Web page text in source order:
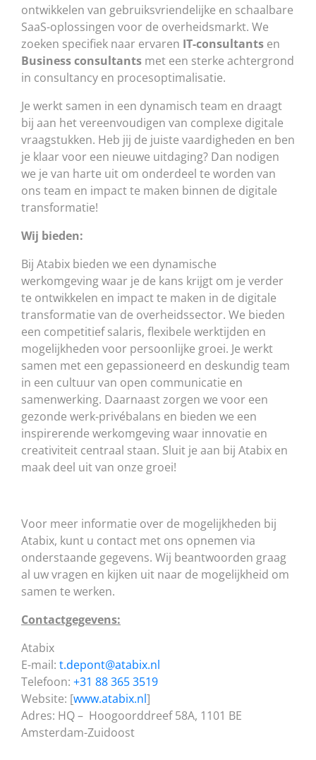
ontwikkelen van gebruiksvriendelijke en schaalbare
SaaS-oplossingen voor de overheidsmarkt. We
zoeken specifiek naar ervaren IT-consultants en
Business consultants met een sterke achtergrond
in consultancy en procesoptimalisatie.
Je werkt samen in een dynamisch team en draagt
bij aan het vereenvoudigen van complexe digitale
vraagstukken. Heb jij de juiste vaardigheden en ben
je klaar voor een nieuwe uitdaging? Dan nodigen
we je van harte uit om onderdeel te worden van
ons team en impact te maken binnen de digitale
transformatie!
Wij bieden:
Bij Atabix bieden we een dynamische
werkomgeving waar je de kans krijgt om je verder
te ontwikkelen en impact te maken in de digitale
transformatie van de overheidssector. We bieden
een competitief salaris, flexibele werktijden en
mogelijkheden voor persoonlijke groei. Je werkt
samen met een gepassioneerd en deskundig team
in een cultuur van open communicatie en
samenwerking. Daarnaast zorgen we voor een
gezonde werk-privébalans en bieden we een
inspirerende werkomgeving waar innovatie en
creativiteit centraal staan. Sluit je aan bij Atabix en
maak deel uit van onze groei!
Voor meer informatie over de mogelijkheden bij
Atabix, kunt u contact met ons opnemen via
onderstaande gegevens. Wij beantwoorden graag
al uw vragen en kijken uit naar de mogelijkheid om
samen te werken.
Contactgegevens:
Atabix
E-mail: t.depont@atabix.nl
Telefoon: +31 88 365 3519
Website: [www.atabix.nl]
Adres: HQ – Hoogoorddreef 58A, 1101 BE
Amsterdam-Zuidoost